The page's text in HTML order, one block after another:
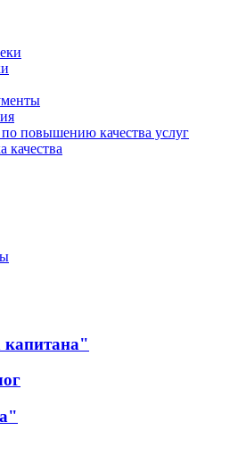
повышению качества услуг
качества